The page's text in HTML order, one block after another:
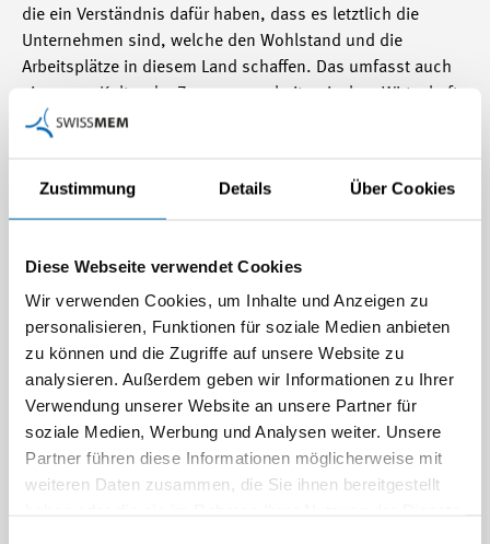
Zustimmung Details Über Cookies
Diese Webseite verwendet Cookies
Wir verwenden Cookies, um Inhalte und Anzeigen zu
personalisieren, Funktionen für soziale Medien anbieten
zu können und die Zugriffe auf unsere Website zu
analysieren. Außerdem geben wir Informationen zu Ihrer
Verwendung unserer Website an unsere Partner für
soziale Medien, Werbung und Analysen weiter. Unsere
Partner führen diese Informationen möglicherweise mit
weiteren Daten zusammen, die Sie ihnen bereitgestellt
die ein Verständnis dafür haben, dass es letztlich die
Unternehmen sind, welche den Wohlstand und die
Arbeitsplätze in diesem Land schaffen. Das umfasst auch
eine neue Kultur der Zusammenarbeit zwischen Wirtschaft
und Landwirtschaft, in der sich beide Seiten in den für sie
Rahmenbedingungen für alle Unternehmen aus
Landwirtschaft, Industrie und Dienstleistungen
nicht nur industriebezogene Argumente ins Feld führen
dürfen, sondern – wie bei den Zöllen als Konsumsteuern
für Kleider, Schuhe etc. – die verschiedenen
Wählergruppen bzw. ihre Vertreterinnen und Vertreter im
Parlament ansprechen müssen. Schliesslich war das
persönliche Engagement verschiedener unserer
Mitgliederfirmen zentral, welche die Bedeutung der Vorlage
für ihre Zukunft am Werkplatz Schweiz aufzeigen konnten.